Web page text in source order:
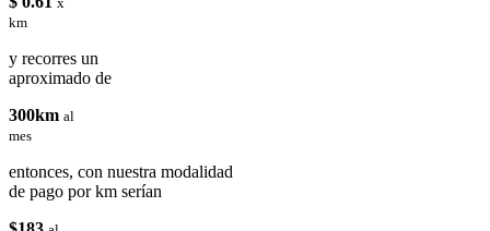
km
y recorres un
aproximado de
300km al
mes
entonces, con nuestra modalidad
de pago por km serían